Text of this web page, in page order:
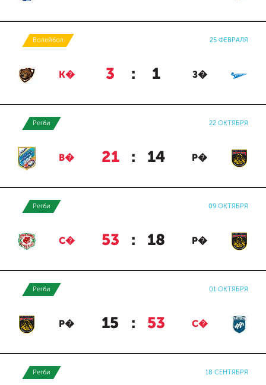
Волейбол 25 ФЕВРАЛЯ
К� 3 : 1 З�
Регби 22 ОКТЯБРЯ
В� 21 : 14 Р�
Регби 09 ОКТЯБРЯ
С� 53 : 18 Р�
Регби 01 ОКТЯБРЯ
Р� 15 : 53 С�
Регби 18 СЕНТЯБРЯ